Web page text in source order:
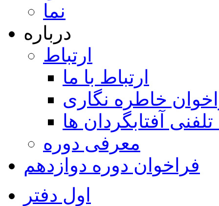
نما
درباره
ارتباط
ارتباط با ما
خاطره نگاری
تلفنی آفتابگردان ها
معرفی دوره
فراخوان دوره دوازدهم
اول دفتر